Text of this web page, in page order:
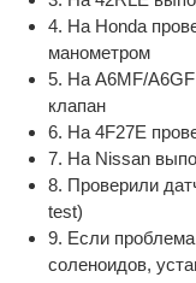
4. На Honda
манометром
5. На A6MF/A6GF
клапан
6. На 4F27E
7. На Nissan
8. Проверили
test)
9. Если
соленоидов,